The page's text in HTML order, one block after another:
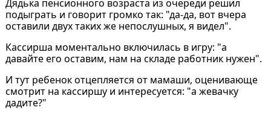
Дядька пенсионного возраста из очереди решил
подыграть и говорит громко так: "да-да, вот вчера
оставили двух таких же непослушных, я видел".
Кассирша моментально включилась в игру: "а
давайте его оставим, нам на складе работник нужен".
И тут ребенок отцепляется от мамаши, оценивающе
смотрит на кассиршу и интересуется: "а жевачку
дадите?"